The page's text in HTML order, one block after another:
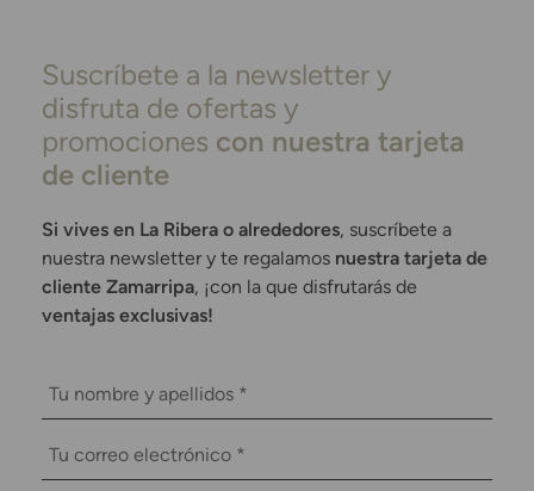
Suscríbete a la newsletter y
disfruta de ofertas y
promociones con nuestra tarjeta
de cliente
Si vives en La Ribera o alrededores, suscríbete a
nuestra newsletter y te regalamos nuestra tarjeta de
cliente Zamarripa, ¡con la que disfrutarás de
ventajas exclusivas!